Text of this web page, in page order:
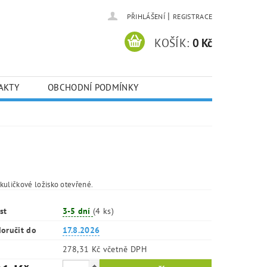
PŘIHLÁŠENÍ | REGISTRACE
KOŠÍK: 0 Kč
OBCHODNÍ PODMÍNKY
ložisko otevřené.
3-5 dní(4 ks)
do
17.8.2026
278,31 Kč včetně DPH